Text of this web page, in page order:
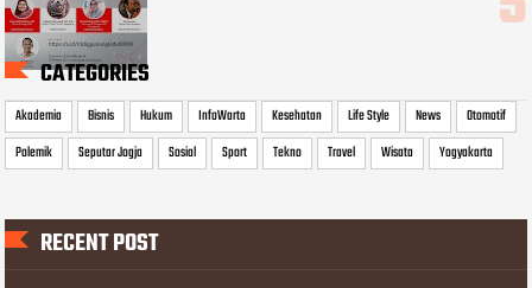
CATEGORIES
Akademia Bisnis Hukum InfoWarta Kesehatan Life Style News
Otomotif
Polemik
Seputar Jogja Sosial Sport Tekno Travel Wisata Yogyakarta
RECENT POST